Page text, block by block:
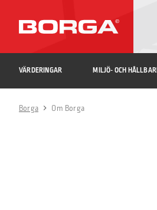
VÄRDERINGAR MILJÖ- OCH
Borga Om Borga